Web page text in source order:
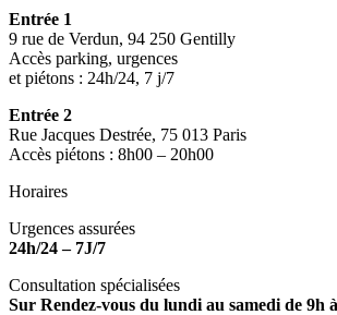
Entrée 1
9 rue de Verdun, 94 250 Gentilly
Accès parking, urgences
et piétons : 24h/24, 7 j/7
Entrée 2
Rue Jacques Destrée, 75 013 Paris
Accès piétons : 8h00 – 20h00
Horaires
Urgences assurées
24h/24 – 7J/7
Consultation spécialisées
Sur Rendez-vous du lundi au samedi de 9h